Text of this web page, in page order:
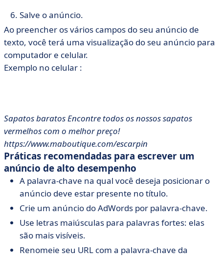
Salve o anúncio.
Ao preencher os vários campos do seu anúncio de
texto, você terá uma visualização do seu anúncio para
computador e celular.
Exemplo no celular :
Sapatos baratos Encontre todos os nossos sapatos
vermelhos com o melhor preço!
https://www.maboutique.com/escarpin
Práticas recomendadas para escrever um
anúncio de alto desempenho
A palavra-chave na qual você deseja posicionar o
anúncio deve estar presente no título.
Crie um anúncio do AdWords por palavra-chave.
Use letras maiúsculas para palavras fortes: elas
são mais visíveis.
Renomeie seu URL com a palavra-chave da